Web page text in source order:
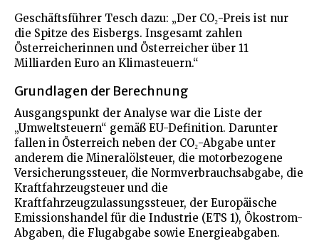
Geschäftsführer Tesch dazu: „Der CO₂-Preis ist nur
die Spitze des Eisbergs. Insgesamt zahlen
Österreicherinnen und Österreicher über 11
Milliarden Euro an Klimasteuern.“
Grundlagen der Berechnung
Ausgangspunkt der Analyse war die Liste der
„Umweltsteuern“ gemäß EU-Definition. Darunter
fallen in Österreich neben der CO₂-Abgabe unter
anderem die Mineralölsteuer, die motorbezogene
Versicherungssteuer, die Normverbrauchsabgabe, die
Kraftfahrzeugsteuer und die
Kraftfahrzeugzulassungssteuer, der Europäische
Emissionshandel für die Industrie (ETS 1), Ökostrom-
Abgaben, die Flugabgabe sowie Energieabgaben.